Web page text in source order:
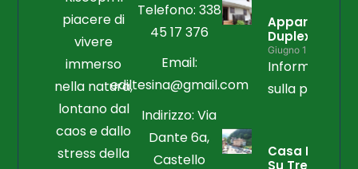
piacere di
vivere
immerso
nella natura,
lontano dal
caos e dallo
stress della
Telefono: 338
45 17 376
Email:
ediltesina@gmail.com
Indirizzo: Via
Dante 6a,
Castello
Duplex
Giugno 15, 2026
Informazioni
sulla
Casa Libera
Su Tre Lati